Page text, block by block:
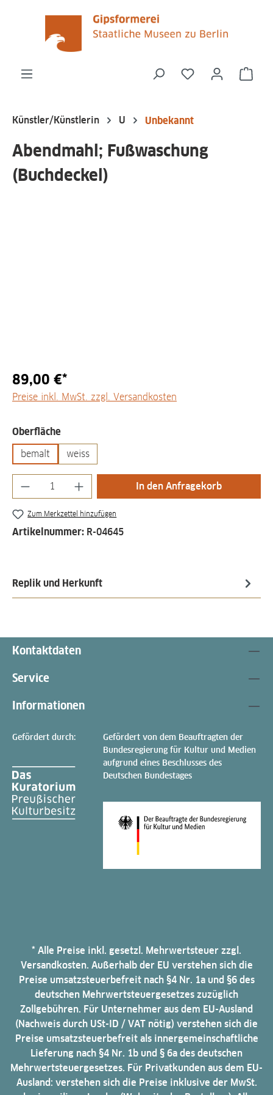
springen
Du hast 0
Künstler/Künstlerin U Unbekannt
Abendmahl; Fußwaschung
(Buchdeckel)
89,00 €*
Preise inkl. MwSt. zzgl. Versandkosten
Oberflächeauswählen
bemalt weiss
Produkt Anzahl: Gib den gewünschten
In den Anfragekorb
Zum Merkzettel hinzufügen
Artikelnummer: R-04645
Replik und Herkunft
Kontaktdaten
Service
Informationen
Gefördert durch:
Gefördert von dem Beauftragten der
Bundesregierung für Kultur und Medien
aufgrund eines Beschlusses des
Deutschen Bundestages
* Alle Preise inkl. gesetzl. Mehrwertsteuer zzgl.
Versandkosten. Außerhalb der EU verstehen sich die
Preise umsatzsteuerbefreit nach §4 Nr. 1a und §6 des
deutschen Mehrwertsteuergesetzes zuzüglich
Zollgebühren. Für Unternehmer aus dem EU-Ausland
(Nachweis durch USt-ID / VAT nötig) verstehen sich die
Preise umsatzsteuerbefreit als innergemeinschaftliche
Lieferung nach §4 Nr. 1b und § 6a des deutschen
Mehrwertsteuergesetzes. Für Privatkunden aus dem EU-
Ausland: verstehen sich die Preise inklusive der MwSt.